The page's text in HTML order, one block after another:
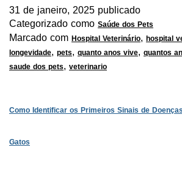
31 de janeiro, 2025 publicado
Categorizado como Saúde dos Pets
Marcado com Hospital Veterinário, hospital
longevidade, pets, quanto anos vive, quantos
saude dos pets, veterinario
Como Identificar os Primeiros Sinais de
Gatos